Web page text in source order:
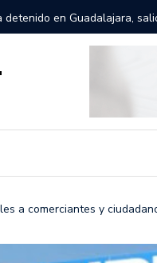
recorrerán las calles de
a comerciantes y